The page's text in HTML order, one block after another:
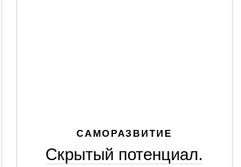
САМОРАЗВИТИЕ
Скрытый потенциал.